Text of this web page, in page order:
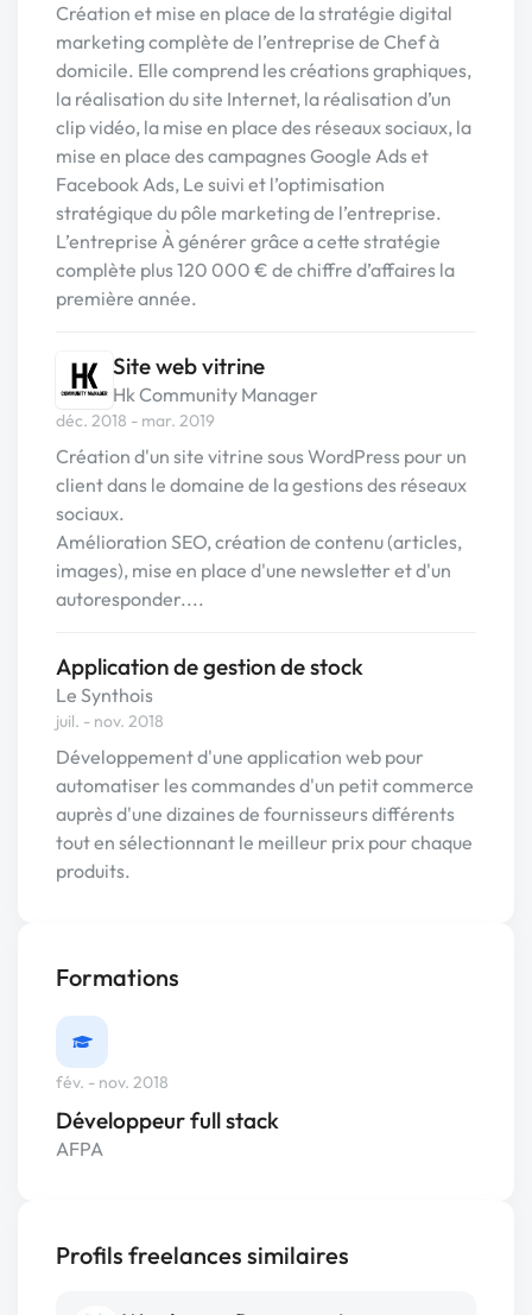
Création et mise en place de la stratégie digital
marketing complète de l’entreprise de Chef à
domicile. Elle comprend les créations graphiques,
la réalisation du site Internet, la réalisation d’un
clip vidéo, la mise en place des réseaux sociaux, la
mise en place des campagnes Google Ads et
Facebook Ads, Le suivi et l’optimisation
stratégique du pôle marketing de l’entreprise.
L’entreprise À générer grâce a cette stratégie
complète plus 120 000 € de chiffre d’affaires la
première année.
Site web vitrine
Hk Community Manager
déc. 2018 - mar. 2019
Création d'un site vitrine sous WordPress pour un
client dans le domaine de la gestions des réseaux
sociaux.
Amélioration SEO, création de contenu (articles,
images), mise en place d'une newsletter et d'un
autoresponder....
Application de gestion de stock
Le Synthois
juil. - nov. 2018
Développement d'une application web pour
automatiser les commandes d'un petit commerce
auprès d'une dizaines de fournisseurs différents
tout en sélectionnant le meilleur prix pour chaque
produits.
Formations
fév. - nov. 2018
Développeur full stack
AFPA
Profils freelances similaires